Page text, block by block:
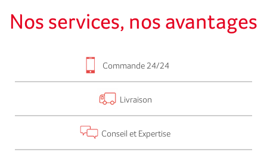
Nos services, nos avantages
Commande 24/24
Livraison
Conseil et Expertise